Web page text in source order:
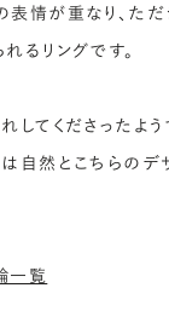
情が重なり、た
るリングです。
してくださったよう
自然とこちらのデ
一覧